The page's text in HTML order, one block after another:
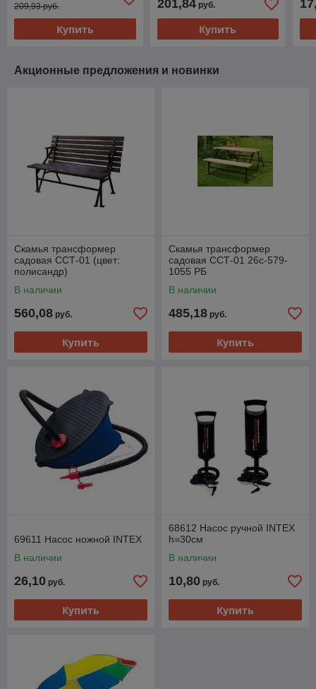
209,93 руб.
Купить
201,84руб.
Купить
Акционные предложения и новинки
Скамья трансформер
садовая ССТ-01 (цвет:
полисандр)
В наличии
560,08 руб.
Купить
Скамья трансформер
садовая ССТ-01 26с-579-
1055 РБ
В наличии
485,18 руб.
Купить
69611 Насос ножной INTEX
В наличии
26,10 руб.
Купить
68612 Насос ручной INTEX
h=30см
В наличии
10,80 руб.
Купить